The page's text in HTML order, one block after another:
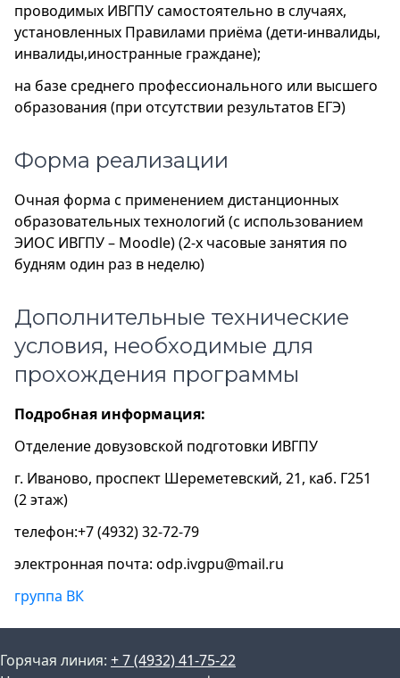
проводимых ИВГПУ самостоятельно в случаях,
установленных Правилами приёма (дети-инвалиды,
инвалиды,иностранные граждане);
на базе среднего профессионального или высшего
образования (при отсутствии результатов ЕГЭ)
Форма реализации
Очная форма с применением дистанционных
образовательных технологий (с использованием
ЭИОС ИВГПУ – Moodle) (2-х часовые занятия по
будням один раз в неделю)
Дополнительные технические
условия, необходимые для
прохождения программы
Подробная информация:
Отделение довузовской подготовки ИВГПУ
г. Иваново, проспект Шереметевский, 21, каб. Г251
(2 этаж)
телефон:+7 (4932) 32-72-79
электронная почта: odp.ivgpu@mail.ru
группа ВК
Горячая линия: + 7 (4932) 41-75-22